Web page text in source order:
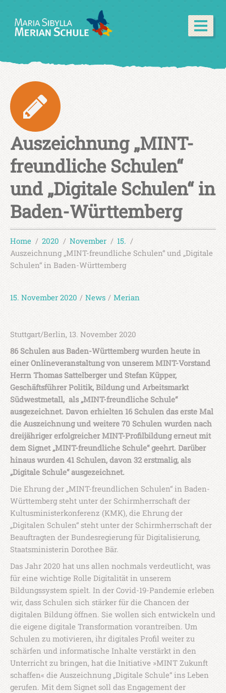
Auszeichnung „MINT-
freundliche Schulen“
und „Digitale Schulen“ in
Baden-Württemberg
Home 2020 November
15.
Auszeichnung „MINT-freundliche Schulen“ und „Digitale
Schulen“ in Baden-Württemberg
15. November 2020 / News / Merian
Stuttgart/Berlin, 13. November 2020
86 Schulen aus Baden-Württemberg wurden heute in
einer Onlineveranstaltung von unserem MINT-Vorstand
Herrn Thomas Sattelberger und Stefan Küpper,
Geschäftsführer Politik, Bildung und Arbeitsmarkt
Südwestmetall, als „MINT-freundliche Schule“
ausgezeichnet. Davon erhielten 16 Schulen das erste Mal
die Auszeichnung und weitere 70 Schulen wurden nach
dreijähriger erfolgreicher MINT-Profilbildung erneut mit
dem Signet „MINT-freundliche Schule“ geehrt. Darüber
hinaus wurden 41 Schulen, davon 32 erstmalig, als
„Digitale Schule“ ausgezeichnet.
Die Ehrung der „MINT-freundlichen Schulen“ in Baden-
Württemberg steht unter der Schirmherrschaft der
Kultusministerkonferenz (KMK), die Ehrung der
„Digitalen Schulen“ steht unter der Schirmherrschaft der
Beauftragten der Bundesregierung für Digitalisierung,
Staatsministerin Dorothee Bär.
Das Jahr 2020 hat uns allen nochmals verdeutlicht, was
für eine wichtige Rolle Digitalität in unserem
Bildungssystem spielt. In der Covid-19-Pandemie erleben
wir, dass Schulen sich stärker für die Chancen der
digitalen Bildung öffnen. Sie wollen sich entwickeln und
die eigene digitale Transformation vorantreiben. Um
Schulen zu motivieren, ihr digitales Profil weiter zu
schärfen und informatische Inhalte verstärkt in den
Unterricht zu bringen, hat die Initiative »MINT Zukunft
schaffen« die Auszeichnung „Digitale Schule“ ins Leben
gerufen. Mit dem Signet soll das Engagement der